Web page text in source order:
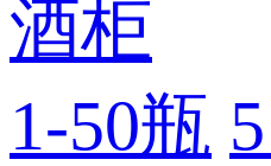
酒柜
1-50瓶